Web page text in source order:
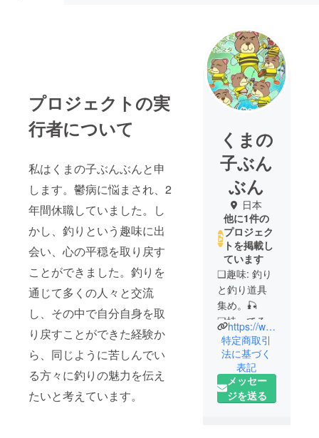
プロジェクトの実
行者について
私はくまの子ぶんぶんと申
します。鬱病に悩まされ、2
年間休職していました。し
かし、釣りという趣味に出
会い、心の平穏を取り戻す
ことができました。釣りを
通じて多くの人々と交流
し、その中で自分自身を取
り戻すことができた経験か
ら、同じように苦しんでい
る方々に釣りの魅力を伝え
たいと考えています。
くまの
子ぶん
ぶん
日本
他に1件の
プロジェク
トを掲載し
ています
❑趣味: 釣り
と釣り道具
集め。🎣
❑持ってるル
アー: １兆個
❏勝手にテス
ター
❑自称釣りク
リエイター
https://www.instagram.com/kumanocobunbun?igsh=ODZyYjdqbXFydWtq
特定商取引
法に基づく
表記
メッセー
ジを送る